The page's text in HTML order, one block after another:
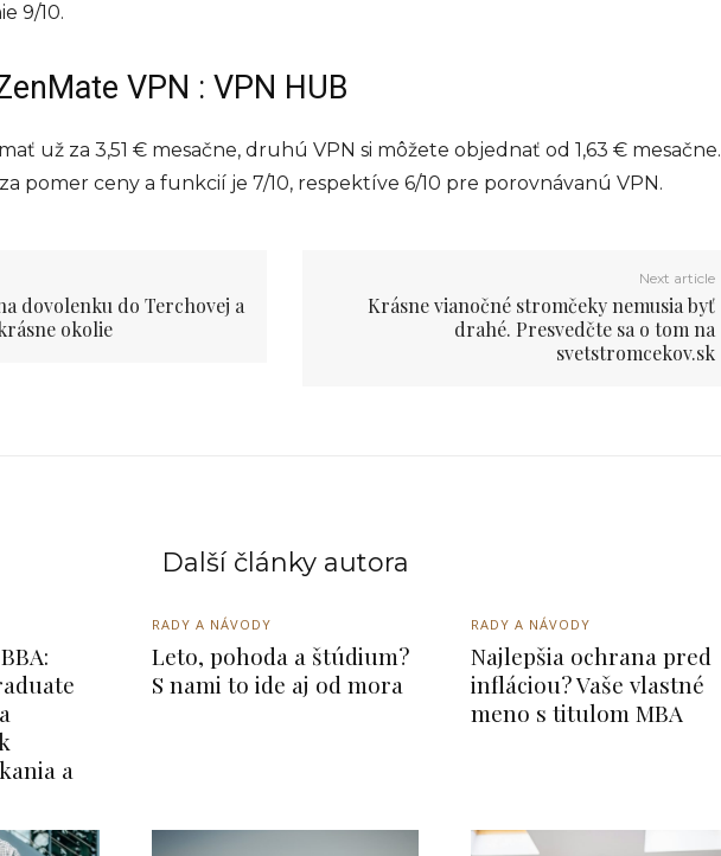
9/10.
VPN : VPN HUB
už za 3,51 € mesačne, druhú VPN si môžete objednať od 1,63 € mesačne.
pomer ceny a funkcií je 7/10, respektíve 6/10 pre porovnávanú VPN.
dovolenku do Terchovej a
okolie
Next article
Krásne vianočné stromčeky nemusia byť
drahé. Presvedčte sa o tom na
svetstromcekov.sk
Další články autora
a
RADY A NÁVODY
Leto, pohoda a štúdium?
S nami to ide aj od mora
RADY A NÁVODY
Najlepšia ochrana pred
infláciou? Vaše vlastné
meno s titulom MBA